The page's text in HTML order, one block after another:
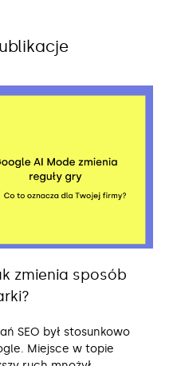
zmienia sposób
SEO był stosunkowo
Miejsce w topie